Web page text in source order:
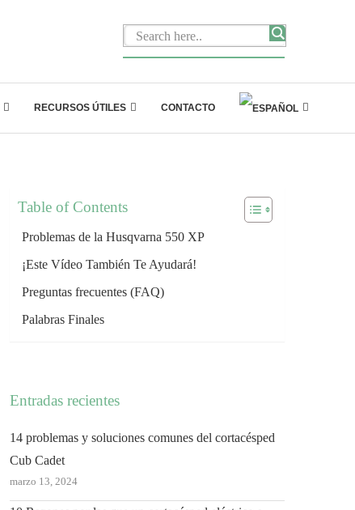
RECURSOS ÚTILES CONTACTO
Table of Contents
Problemas de la Husqvarna 550 XP
¡Este Vídeo También Te Ayudará!
Preguntas frecuentes (FAQ)
Palabras Finales
Entradas recientes
14 problemas y soluciones comunes del cortacésped
Cub Cadet
marzo 13, 2024